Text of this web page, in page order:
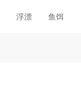
浮漂 鱼饵